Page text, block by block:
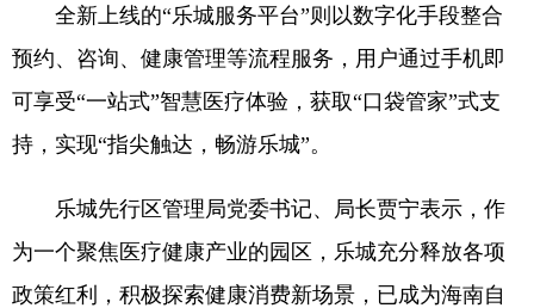
全新上线的“乐城服务平台”则以数字化手段整合
预约、咨询、健康管理等流程服务，用户通过手机即
可享受“一站式”智慧医疗体验，获取“口袋管家”式支
持，实现“指尖触达，畅游乐城”。
乐城先行区管理局党委书记、局长贾宁表示，作
为一个聚焦医疗健康产业的园区，乐城充分释放各项
政策红利，积极探索健康消费新场景，已成为海南自